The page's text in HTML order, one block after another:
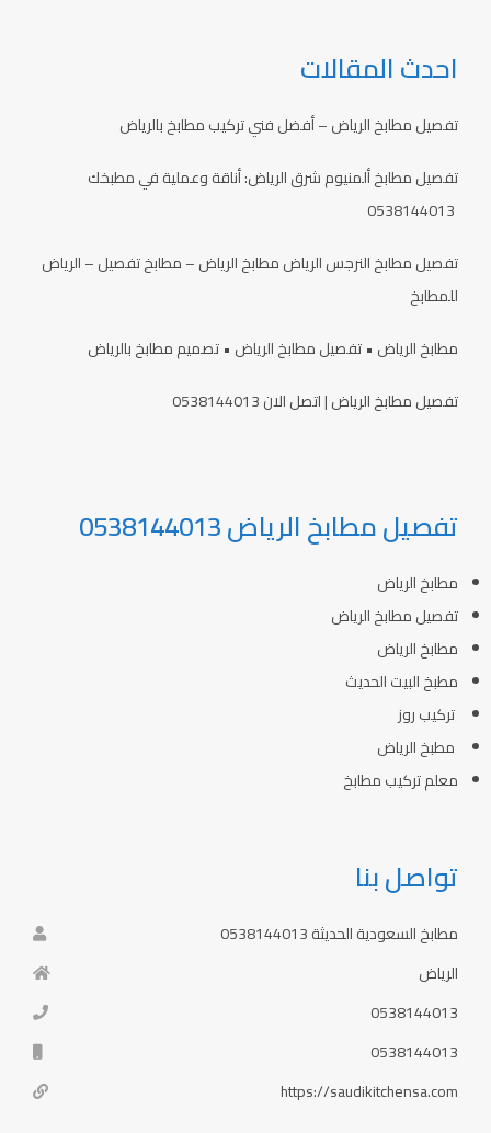
احدث المقالات
تفصيل مطابخ الرياض – أفضل فني تركيب مطابخ بالرياض
تفصيل مطابخ ألمنيوم شرق الرياض: أناقة وعملية في مطبخك
تفصيل مطابخ النرجس الرياض مطابخ الرياض – مطابخ تفصيل – الرياض
للمطابخ
مطابخ الرياض • تفصيل مطابخ الرياض • تصميم مطابخ بالرياض
تفصيل مطابخ الرياض | اتصل الان 0538144013
تفصيل مطابخ الرياض 0538144013
مطابخ الرياض
تفصيل مطابخ الرياض
مطابخ الرياض
مطبخ البيت الحديث
تركيب روز
مطبخ الرياض
معلم تركيب مطابخ
تواصل بنا
مطابخ السعودية الحديثة 0538144013
الرياض
0538144013
0538144013
https://saudikitchensa.com